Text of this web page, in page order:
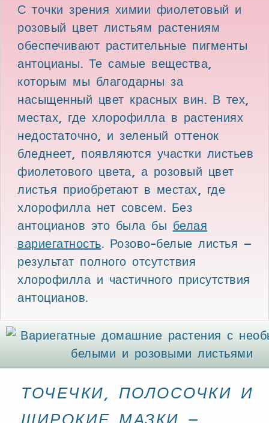
С точки зрения химии фиолетовый и
розовый цвет листьям растениям
обеспечивают растительные пигменты
антоцианы. Те самые вещества,
которым мы благодарны за
насыщенный цвет красных вин. В тех,
местах, где хлорофилла в растениях
недостаточно, и зеленый оттенок
бледнеет, появляются участки листьев
фиолетового цвета, а розовый цвет
листья приобретают в местах, где
хлорофилла нет совсем. Без
антоцианов это была быбелая
вариегатность. Розово-белые листья –
результат полного отсутствия
хлорофилла и частичного присутствия
антоцианов.
ТОЧЕЧКИ, ПОЛОСОЧКИ И